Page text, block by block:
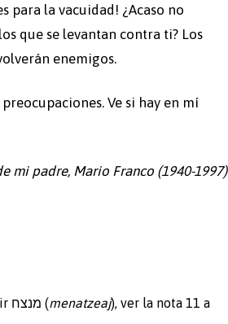
para la vacuidad! ¿Acaso no
que se levantan contra ti? Los
enemigos.
Ve si hay en mí
mi padre, Mario Franco (1940-1997)
למנצח. Acerca de mi elección del término «director» para traducir מנצח (menatzeaj), ver la nota 11 a